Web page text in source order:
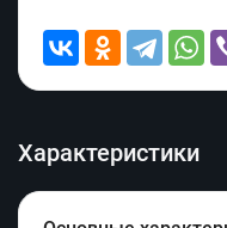
Характеристики